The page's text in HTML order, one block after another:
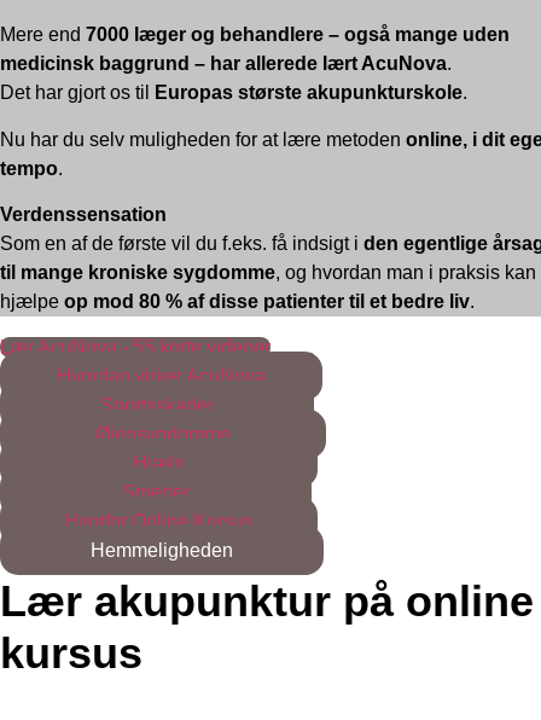
Mere end 7000 læger og behandlere – også mange uden
medicinsk baggrund – har allerede lært AcuNova.
Det har gjort os til
Europas største akupunkturskole.
Nu har du selv muligheden for at lære metoden online, i dit
tempo.
Verdenssensation
Som en af de første vil du f.eks. få indsigt i den egentlige
til mange kroniske sygdomme, og hvordan man i praksis kan
hjælpe op mod 80 % af disse patienter til et bedre liv.
Lær AcuNova - 55 korte videoer
Hvordan virker AcuNova
Sportsskader
Øjensygdomme
Hjælp
Smerter
Hvorfor Online Kursus
Hemmeligheden
Lær akupunktur på online
kursus